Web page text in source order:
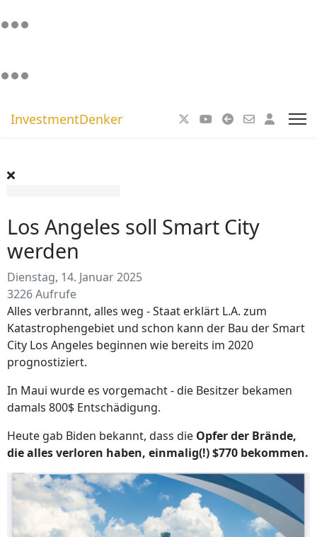
InvestmentDenker
Los Angeles soll Smart City
werden
Dienstag, 14. Januar 2025
3226 Aufrufe
Alles verbrannt, alles weg - Staat erklärt L.A. zum
Katastrophengebiet und schon kann der Bau der Smart
City Los Angeles beginnen wie bereits im 2020
prognostiziert.
In Maui wurde es vorgemacht - die Besitzer bekamen
damals 800$ Entschädigung.
Heute gab Biden bekannt, dass die Opfer der Brände,
die alles verloren haben, einmalig(!) $770 bekommen.